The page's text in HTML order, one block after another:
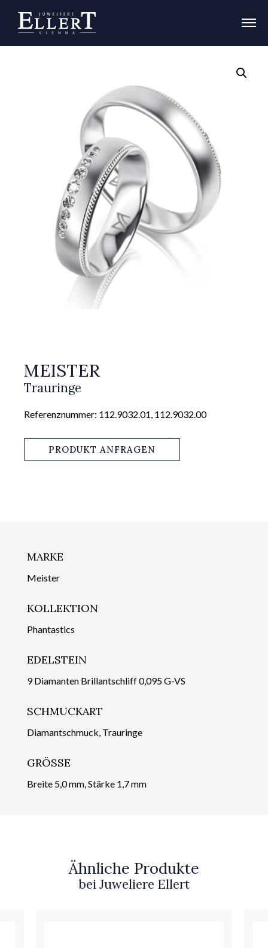
MEISTER
Trauringe
Referenznummer: 112.9032.01, 112.9032.00
PRODUKT ANFRAGEN
MARKE
Meister
KOLLEKTION
Phantastics
EDELSTEIN
9 Diamanten Brillantschliff 0,095 G-VS
SCHMUCKART
Diamantschmuck, Trauringe
GRÖSSE
Breite 5,0 mm, Stärke 1,7 mm
Ähnliche Produkte
bei Juweliere Ellert